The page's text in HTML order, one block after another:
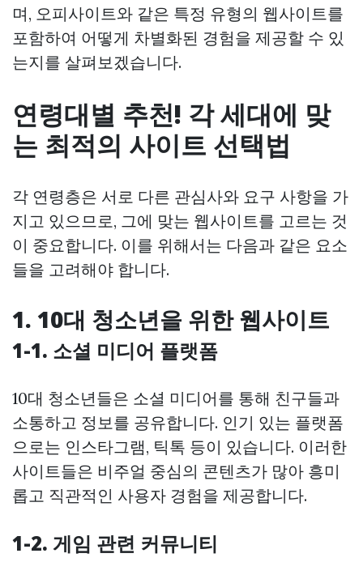
며, 오피사이트와 같은 특정 유형의 웹사이트를
포함하여 어떻게 차별화된 경험을 제공할 수 있
는지를 살펴보겠습니다.
연령대별 추천! 각 세대에 맞
는 최적의 사이트 선택법
각 연령층은 서로 다른 관심사와 요구 사항을 가
지고 있으므로, 그에 맞는 웹사이트를 고르는 것
이 중요합니다. 이를 위해서는 다음과 같은 요소
들을 고려해야 합니다.
1. 10대 청소년을 위한 웹사이트
1-1. 소셜 미디어 플랫폼
10대 청소년들은 소셜 미디어를 통해 친구들과
소통하고 정보를 공유합니다. 인기 있는 플랫폼
으로는 인스타그램, 틱톡 등이 있습니다. 이러한
사이트들은 비주얼 중심의 콘텐츠가 많아 흥미
롭고 직관적인 사용자 경험을 제공합니다.
1-2. 게임 관련 커뮤니티